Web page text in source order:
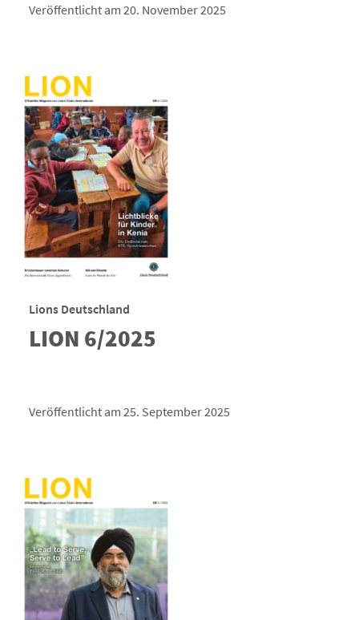
Veröffentlicht am 20. November 2025
Lions Deutschland
LION 6/2025
Veröffentlicht am 25. September 2025